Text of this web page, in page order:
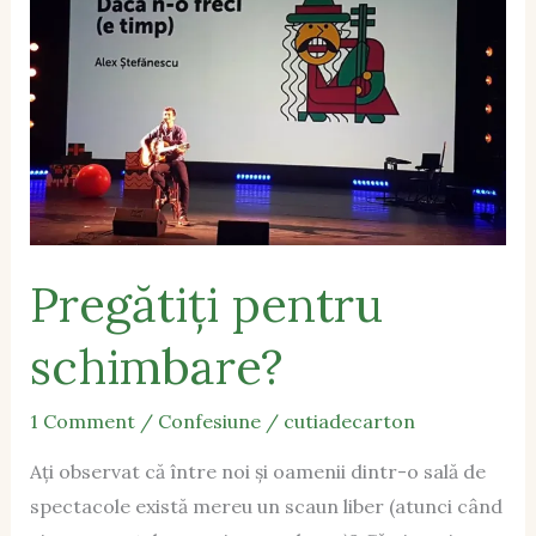
Pregătiți pentru
schimbare?
1 Comment / Confesiune/ cutiadecarton
Ați observat că între noi și oamenii dintr-o sală de
spectacole există mereu un scaun liber (atunci când